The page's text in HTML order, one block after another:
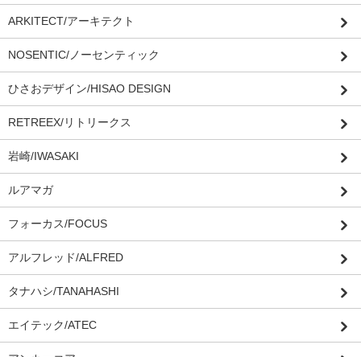
ARKITECT/アーキテクト
NOSENTIC/ノーセンティック
ひさおデザイン/HISAO DESIGN
RETREEX/リトリークス
岩崎/IWASAKI
ルアマガ
フォーカス/FOCUS
アルフレッド/ALFRED
タナハシ/TANAHASHI
エイテック/ATEC